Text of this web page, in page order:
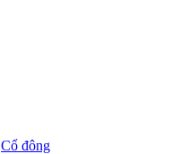
Cổ đông